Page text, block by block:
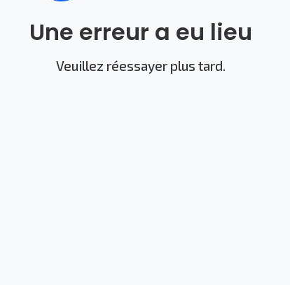
Une erreur a eu lieu
Veuillez réessayer plus tard.